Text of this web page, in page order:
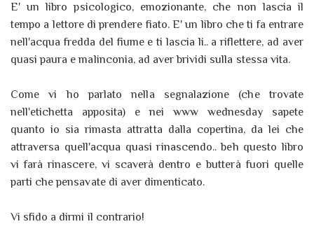
E' un libro psicologico, emozionante, che non lascia il
tempo a lettore di prendere fiato. E' un libro che ti fa entrare
nell'acqua fredda del fiume e ti lascia li.. a riflettere, ad aver
quasi paura e malinconia, ad aver brividi sulla stessa vita.
Come vi ho parlato nella segnalazione (che trovate
nell'etichetta apposita) e nei www wednesday sapete
quanto io sia rimasta attratta dalla copertina, da lei che
attraversa quell'acqua quasi rinascendo.. beh questo libro
vi farà rinascere, vi scaverà dentro e butterà fuori quelle
parti che pensavate di aver dimenticato.
Vi sfido a dirmi il contrario!